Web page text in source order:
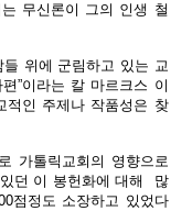
무신론이 그의 인생 철
위에 군림하고 있는 교
”이라는 칼 마르크스 이
적인 주제나 작품성은 찾
가톨릭교회의 영향으로
던 이 봉헌화에 대해
많
점정도 소장하고 있었다